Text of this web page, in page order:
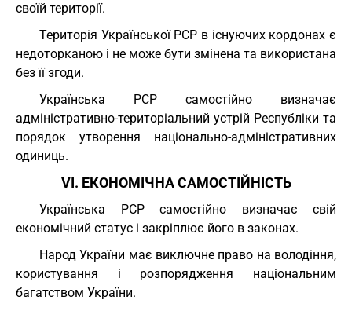
своїй території.
Територія Української РСР в існуючих кордонах є
недоторканою і не може бути змінена та використана
без її згоди.
Українська РСР самостійно визначає
адміністративно-територіальний устрій Республіки та
порядок утворення національно-адміністративних
одиниць.
VI. ЕКОНОМІЧНА САМОСТІЙНІСТЬ
Українська РСР самостійно визначає свій
економічний статус і закріплює його в законах.
Народ України має виключне право на володіння,
користування і розпорядження національним
багатством України.